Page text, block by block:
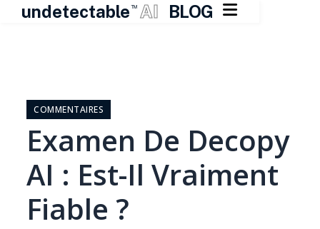
undetectable TM AI BLOG 
contentCOMMENTAIRES
Examen De Decopy
AI : Est-Il Vraiment
Fiable ?